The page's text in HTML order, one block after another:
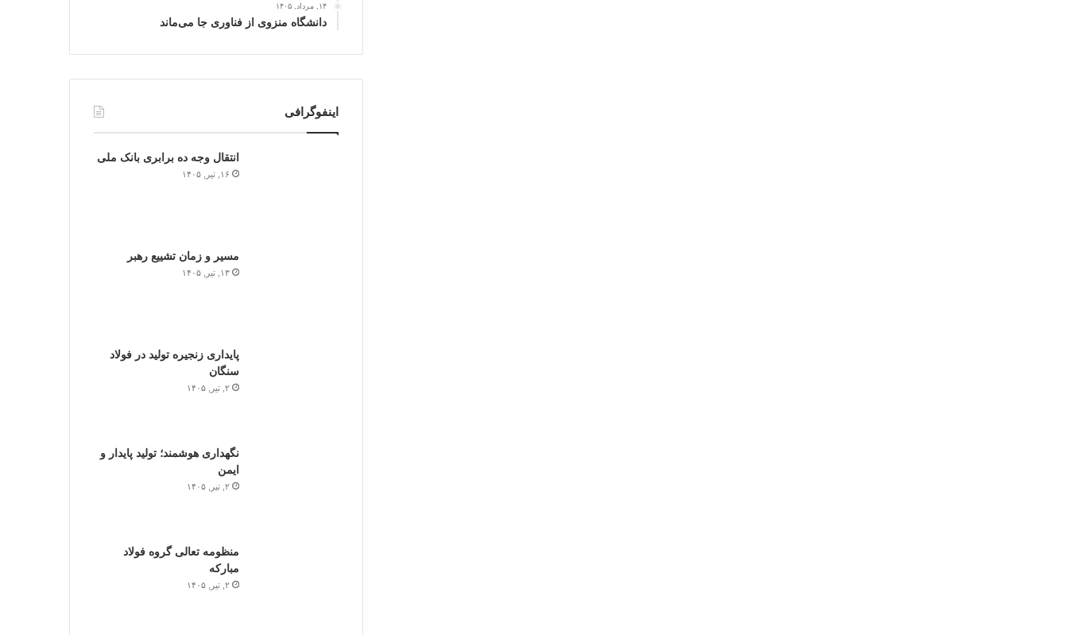
۱۴, مرداد, ۱۴۰۵
دانشگاه منزوی از فناوری جا می‌ماند
اینفوگرافی
انتقال وجه ده برابری بانک ملی
۱۶, تیر, ۱۴۰۵
مسیر و زمان تشییع رهبر
۱۳, تیر, ۱۴۰۵
پایداری زنجیره تولید در فولاد
سنگان
۲, تیر, ۱۴۰۵
نگهداری هوشمند؛ تولید پایدار و
ایمن
۲, تیر, ۱۴۰۵
منظومه تعالی گروه فولاد
مبارکه
۲, تیر, ۱۴۰۵